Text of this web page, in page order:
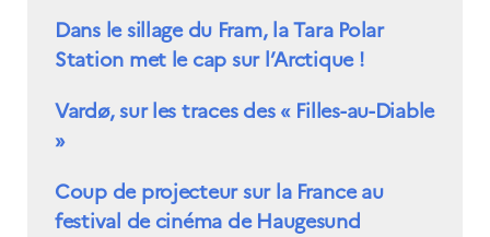
Dans le sillage du Fram, la Tara Polar
Station met le cap sur l’Arctique !
Vardø, sur les traces des « Filles-au-Diable
»
Coup de projecteur sur la France au
festival de cinéma de Haugesund